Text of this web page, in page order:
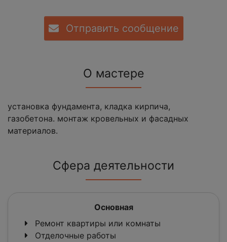
Отправить сообщение
О мастере
установка фундамента, кладка кирпича,
газобетона. монтаж кровельных и фасадных
материалов.
Сфера деятельности
Основная
Ремонт квартиры или комнаты
Отделочные работы